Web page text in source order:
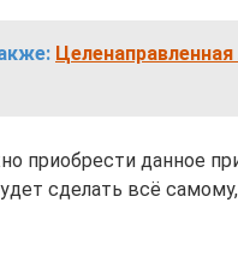
приобрести данное
сделать всё